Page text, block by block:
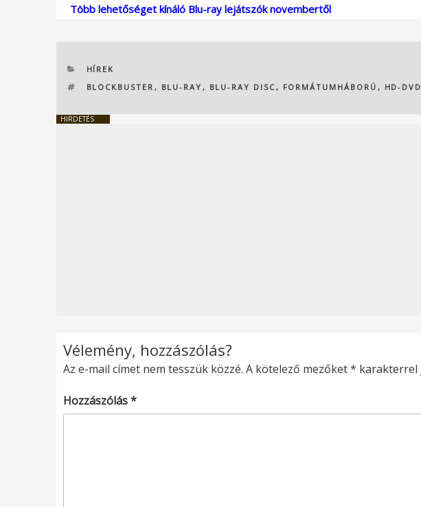
Több lehetőséget kínáló Blu-ray lejátszók novembertől
KATEGÓRIÁK
HÍREK
CÍMKÉK
BLOCKBUSTER , BLU-RAY , BLU-RAY DISC , FORMÁTUMHÁBORÚ , HD-DVD
HIRDETÉS
Vélemény, hozzászólás?
Az e-mail címet nem tesszük közzé. A kötelező mezőket* karakterrel
Hozzászólás*